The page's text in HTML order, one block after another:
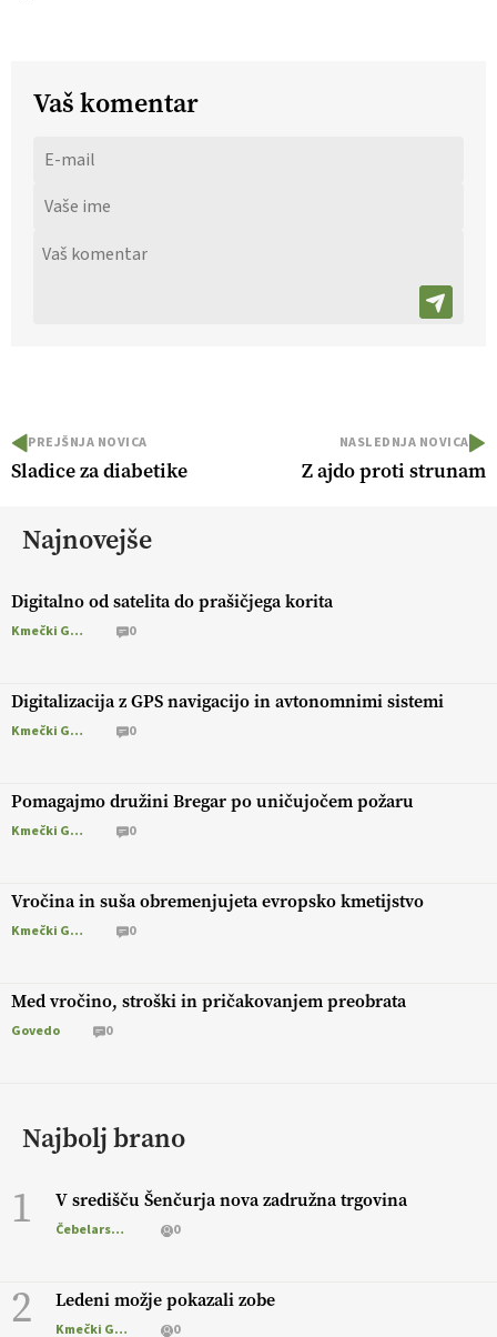
Vaš komentar
PREJŠNJA NOVICA
Sladice za diabetike
NASLEDNJA NOVICA
Z ajdo proti strunam
Najnovejše
Digitalno od satelita do prašičjega korita
Kmečki Glas 0
Digitalizacija z GPS navigacijo in avtonomnimi sistemi
Kmečki Glas 0
Pomagajmo družini Bregar po uničujočem požaru
Kmečki Glas 0
Vročina in suša obremenjujeta evropsko kmetijstvo
Kmečki Glas 0
Med vročino, stroški in pričakovanjem preobrata
Govedo 0
Najbolj brano
1 V središču Šenčurja nova zadružna trgovina
Čebelarstvo 0
2 Ledeni možje pokazali zobe
Kmečki Glas 0